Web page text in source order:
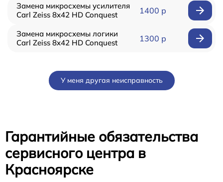
Замена микросхемы усилителя
Carl Zeiss 8x42 HD Conquest
1400 р
Замена микросхемы логики
Carl Zeiss 8x42 HD Conquest
1300 р
У меня другая неисправность
Гарантийные обязательства
сервисного центра в
Красноярске